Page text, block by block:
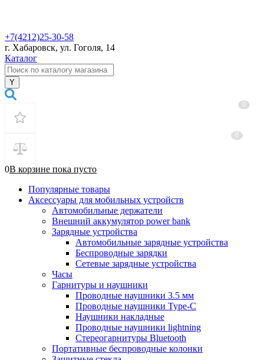
+7(4212)25-30-58
г. Хабаровск, ул. Гоголя, 14
Каталог
0В корзине пока пусто
Популярные товары
Аксессуары для мобильных устройств
Автомобильные держатели
Внешний аккумулятор power bank
Зарядные устройства
Автомобильные зарядные устройства
Беспроводные зарядки
Сетевые зарядные устройства
Часы
Гарнитуры и наушники
Проводные наушники 3.5 мм
Проводные наушники Type-C
Наушники накладные
Проводные наушники lightning
Стереогарнитуры Bluetooth
Портативные беспроводные колонки